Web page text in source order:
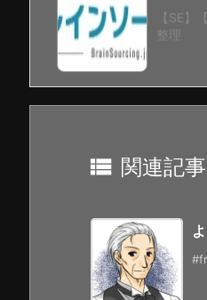
【SE】
整理
 関連記事